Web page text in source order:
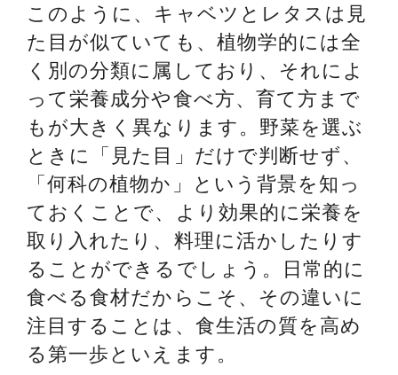
このように、キャベツとレタスは見
た目が似ていても、植物学的には全
く別の分類に属しており、それによ
って栄養成分や食べ方、育て方まで
もが大きく異なります。野菜を選ぶ
ときに「見た目」だけで判断せず、
「何科の植物か」という背景を知っ
ておくことで、より効果的に栄養を
取り入れたり、料理に活かしたりす
ることができるでしょう。日常的に
食べる食材だからこそ、その違いに
注目することは、食生活の質を高め
る第一歩といえます。